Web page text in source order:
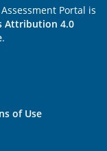
Portal is
Attribution 4.0
.
of Use